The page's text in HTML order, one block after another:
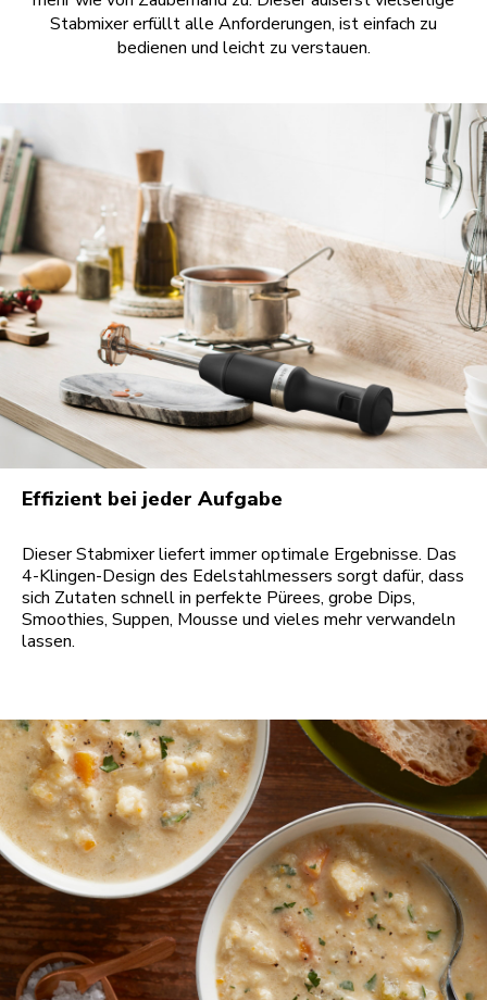
Stabmixer erfüllt alle Anforderungen, ist einfach zu
bedienen und leicht zu verstauen.
Effizient bei jeder Aufgabe
Dieser Stabmixer liefert immer optimale Ergebnisse. Das
4-Klingen-Design des Edelstahlmessers sorgt dafür, dass
sich Zutaten schnell in perfekte Pürees, grobe Dips,
Smoothies, Suppen, Mousse und vieles mehr verwandeln
lassen.